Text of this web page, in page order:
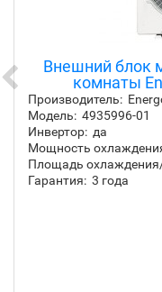
Внешний блок
комнаты
Производитель:
Модель: 4935996-01
Инвертор: да
Мощность
Площадь
Гарантия: 3 года